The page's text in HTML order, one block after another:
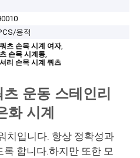
용적
츠 손목 시계 여자,
손목 시계통,
리 손목 시계 쿼츠
운동 스테인리
화 시계
치입니다. 항상 정확성과
합니다.하지만 또한 모